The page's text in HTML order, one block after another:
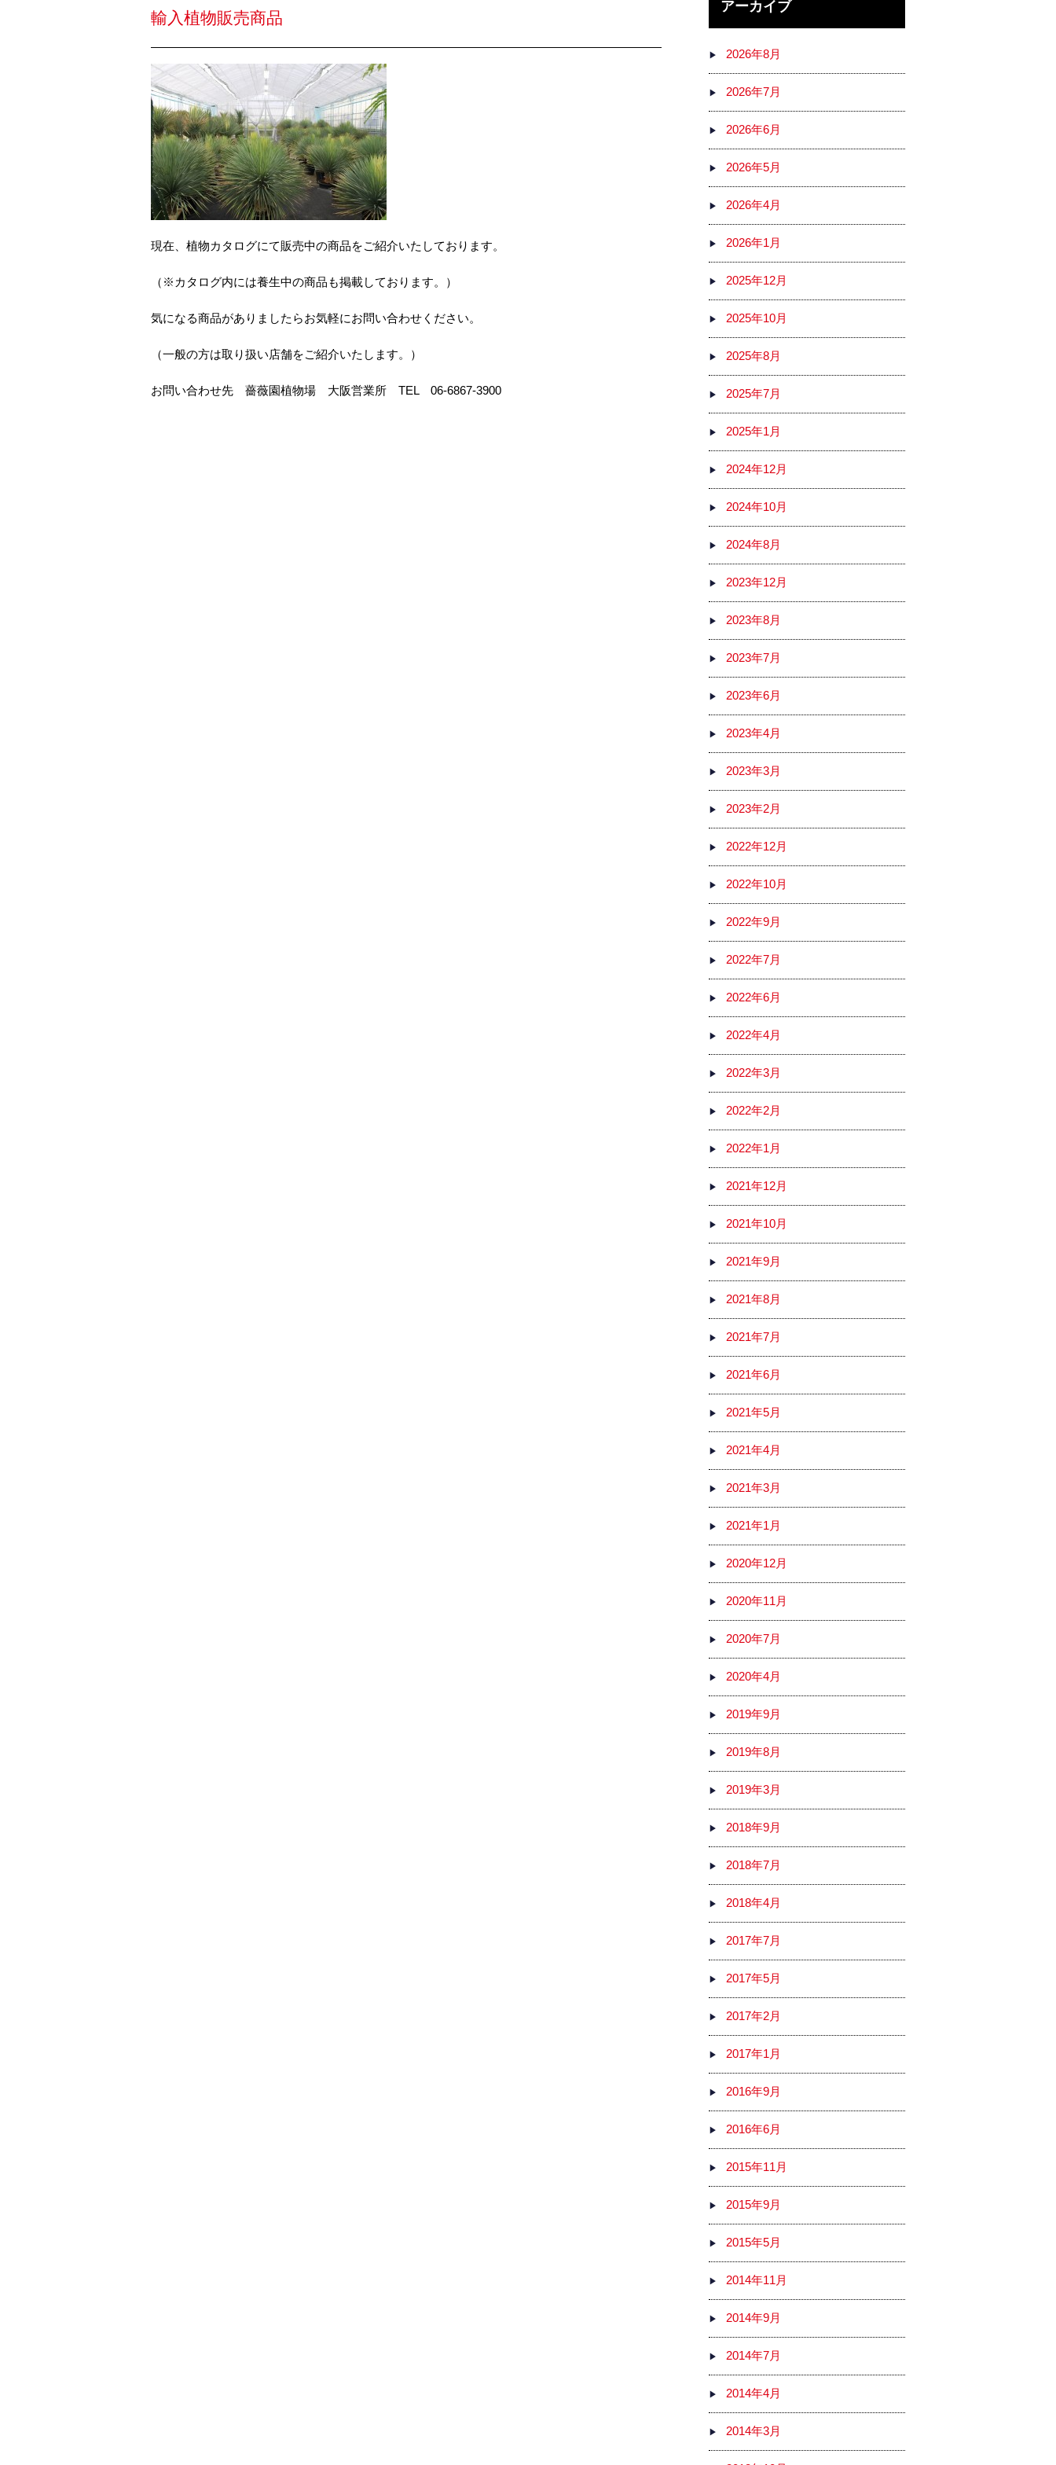
輸入植物販売商品
現在、植物カタログにて販売中の商品をご紹介いたしております。
（※カタログ内には養生中の商品も掲載しております。）
気になる商品がありましたらお気軽にお問い合わせください。
（一般の方は取り扱い店舗をご紹介いたします。）
お問い合わせ先 薔薇園植物場 大阪営業所 TEL 06-6867-3900
アーカイブ
2026年8月
2026年7月
2026年6月
2026年5月
2026年4月
2026年1月
2025年12月
2025年10月
2025年8月
2025年7月
2025年1月
2024年12月
2024年10月
2024年8月
2023年12月
2023年8月
2023年7月
2023年6月
2023年4月
2023年3月
2023年2月
2022年12月
2022年10月
2022年9月
2022年7月
2022年6月
2022年4月
2022年3月
2022年2月
2022年1月
2021年12月
2021年10月
2021年9月
2021年8月
2021年7月
2021年6月
2021年5月
2021年4月
2021年3月
2021年1月
2020年12月
2020年11月
2020年7月
2020年4月
2019年9月
2019年8月
2019年3月
2018年9月
2018年7月
2018年4月
2017年7月
2017年5月
2017年2月
2017年1月
2016年9月
2016年6月
2015年11月
2015年9月
2015年5月
2014年11月
2014年9月
2014年7月
2014年4月
2014年3月